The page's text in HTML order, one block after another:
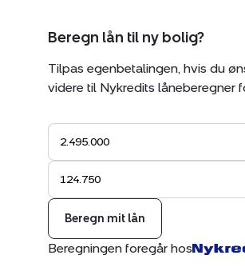
Beregn lån til ny bolig?
Tilpas egenbetalingen, hvis du
videre til Nykredits låneberegner
Beregn mit lån
Beregningen foregår hos